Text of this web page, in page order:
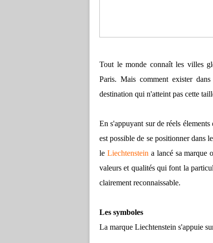
Tout le monde connaît les villes
Paris. Mais comment exister
destination qui n'atteint pas cette
En s'appuyant sur de réels
est possible de se positionner dans
le Liechtenstein a lancé sa marque
valeurs et qualités qui font la
clairement reconnaissable.
Les symboles
La marque Liechtenstein s'appuie